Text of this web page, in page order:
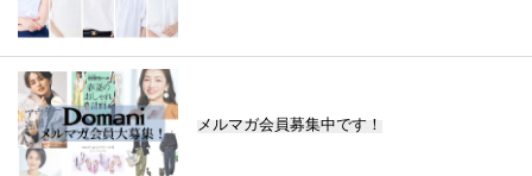
メルマガ会員募集中です！